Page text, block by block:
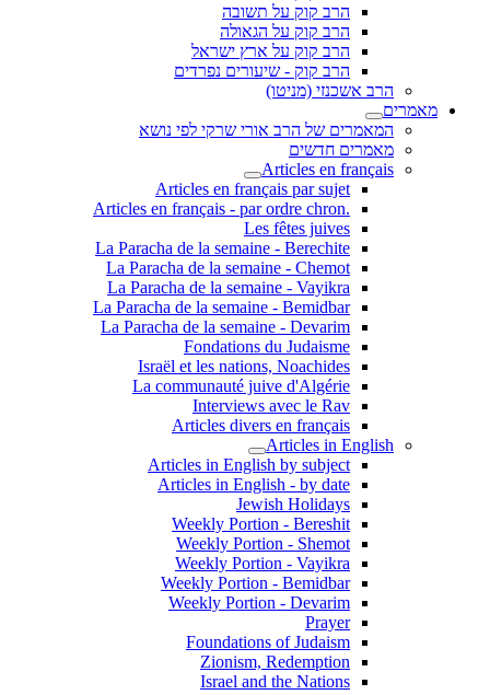
הרב קוק על תשובה
הרב קוק על הגאולה
הרב קוק על ארץ ישראל
הרב קוק - שיעורים נפרדים
הרב אשכנזי (מניטו)
מאמרים
המאמרים של הרב אורי שרקי לפי נושא
מאמרים חדשים
Articles en français
Articles en français par sujet
.Articles en français - par ordre chron
Les fêtes juives
La Paracha de la semaine - Berechite
La Paracha de la semaine - Chemot
La Paracha de la semaine - Vayikra
La Paracha de la semaine - Bemidbar
La Paracha de la semaine - Devarim
Fondations du Judaisme
Israël et les nations, Noachides
La communauté juive d'Algérie
Interviews avec le Rav
Articles divers en français
Articles in English
Articles in English by subject
Articles in English - by date
Jewish Holidays
Weekly Portion - Bereshit
Weekly Portion - Shemot
Weekly Portion - Vayikra
Weekly Portion - Bemidbar
Weekly Portion - Devarim
Prayer
Foundations of Judaism
Zionism, Redemption
Israel and the Nations